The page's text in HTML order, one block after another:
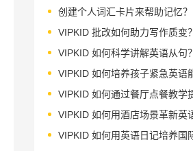
创建个人词汇卡片来帮助记忆？
VIPKID 批改如何助力写作质变？
VIPKID 如何科学讲解英语从句？